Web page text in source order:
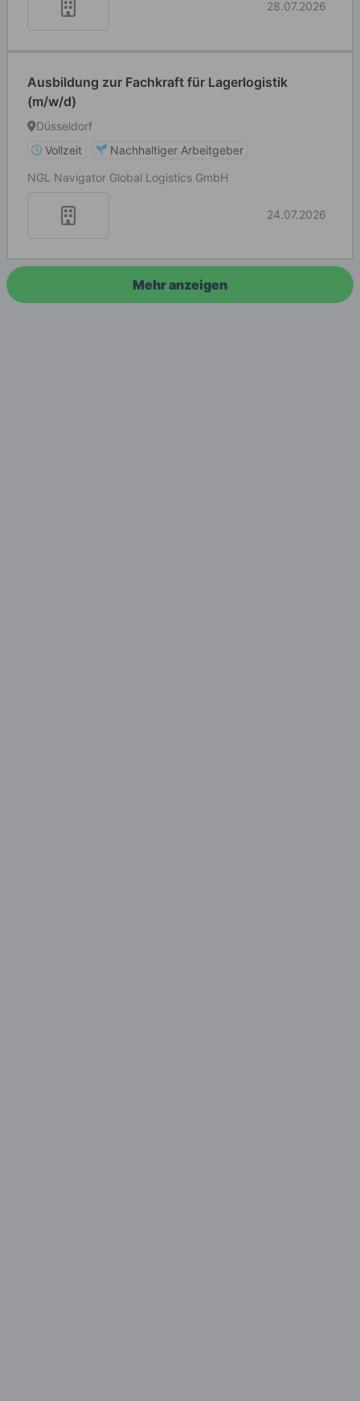
28.07.2026
Ausbildung zur Fachkraft für Lagerlogistik
(m/w/d)
Düsseldorf
Vollzeit
Nachhaltiger Arbeitgeber
NGL Navigator Global Logistics GmbH
24.07.2026
Mehr anzeigen